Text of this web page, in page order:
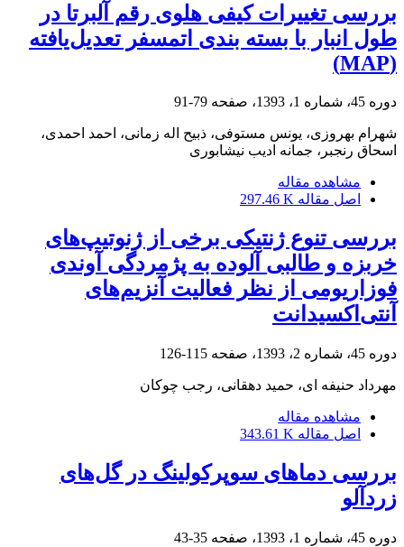
بررسی تغییرات کیفی هلوی رقم آلبرتا در
طول انبار با بسته ‏بندی اتمسفر تعدیل‌یافته
(MAP)
دوره 45، شماره 1، 1393، صفحه 79-91
شهرام بهروزی، یونس مستوفی، ذبیح اله زمانی، احمد احمدی،
اسحاق رنجبر، جمانه ادیب نیشابوری
مشاهده مقاله
اصل مقاله 297.46 K
بررسی تنوع ژنتیکی برخی از ژنوتیپ‌های
خربزه و طالبی آلوده به پژمردگی آوندی
فوزاریومی از نظر فعالیت آنزیم‌های
آنتی‌اکسیدانت
دوره 45، شماره 2، 1393، صفحه 115-126
مهرداد حنیفه ای، حمید دهقانی، رجب چوکان
مشاهده مقاله
اصل مقاله 343.61 K
بررسی دماهای سوپرکولینگ در گل‌های
زردآلو
دوره 45، شماره 1، 1393، صفحه 35-43